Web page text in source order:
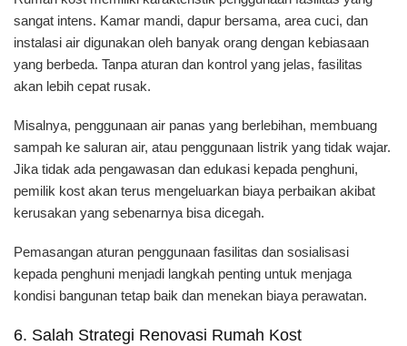
sangat intens. Kamar mandi, dapur bersama, area cuci, dan
instalasi air digunakan oleh banyak orang dengan kebiasaan
yang berbeda. Tanpa aturan dan kontrol yang jelas, fasilitas
akan lebih cepat rusak.
Misalnya, penggunaan air panas yang berlebihan, membuang
sampah ke saluran air, atau penggunaan listrik yang tidak wajar.
Jika tidak ada pengawasan dan edukasi kepada penghuni,
pemilik kost akan terus mengeluarkan biaya perbaikan akibat
kerusakan yang sebenarnya bisa dicegah.
Pemasangan aturan penggunaan fasilitas dan sosialisasi
kepada penghuni menjadi langkah penting untuk menjaga
kondisi bangunan tetap baik dan menekan biaya perawatan.
6. Salah Strategi Renovasi Rumah Kost